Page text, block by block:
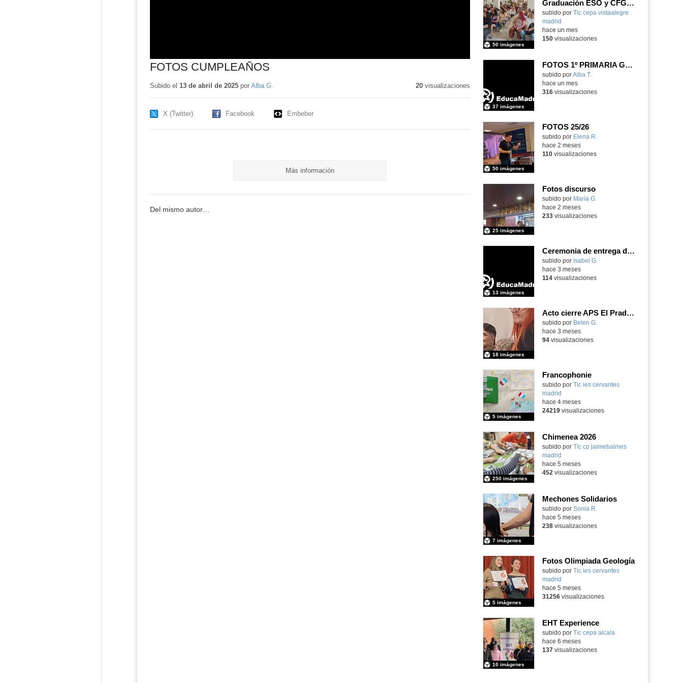
FOTOS CUMPLEAÑOS
Subido el 13 de abril de 2025por Alba G. 20visualizaciones
X (Twitter) Facebook Embeber
Más información
Del mismo autor…
Graduación ESO y CFGB 2026
subido por Tic cepa vistaalegre
madrid
50 imágenes
hace un mes
150visualizaciones
FOTOS 1º PRIMARIA GONZALO DE BERCEO
subido porAlba T.
37 imágenes
hace un mes
316visualizaciones
FOTOS 25/26
Contenido educativo.
subido por Elena R.
50 imágenes
hace 2 meses
110visualizaciones
Fotos discurso
Contenido educativo.
subido por María G.
25 imágenes
hace 2 meses
233visualizaciones
Ceremonia de entrega de premios Quizstory 2026
subido por Isabel G.
13 imágenes
hace 3 meses
114visualizaciones
Acto cierre APS El Prado Companion - Galería de imágenes
subido por Belen G.
18 imágenes
hace 3 meses
94visualizaciones
Francophonie
subido por Tic ies cervantes
madrid
5 imágenes
hace 4 meses
24219visualizaciones
Chimenea 2026
subido por Tic cp jaimebalmes
madrid
250 imágenes
hace 5 meses
452 visualizaciones
Mechones Solidarios
subido por Sonia R.
7 imágenes
hace 5 meses
238visualizaciones
Fotos Olimpiada Geología
Contenido educativo.
subido por Tic ies cervantes
madrid
5 imágenes
hace 5 meses
31256visualizaciones
EHT Experience
subido por Tic cepa alcala
10 imágenes
hace 6 meses
137visualizaciones